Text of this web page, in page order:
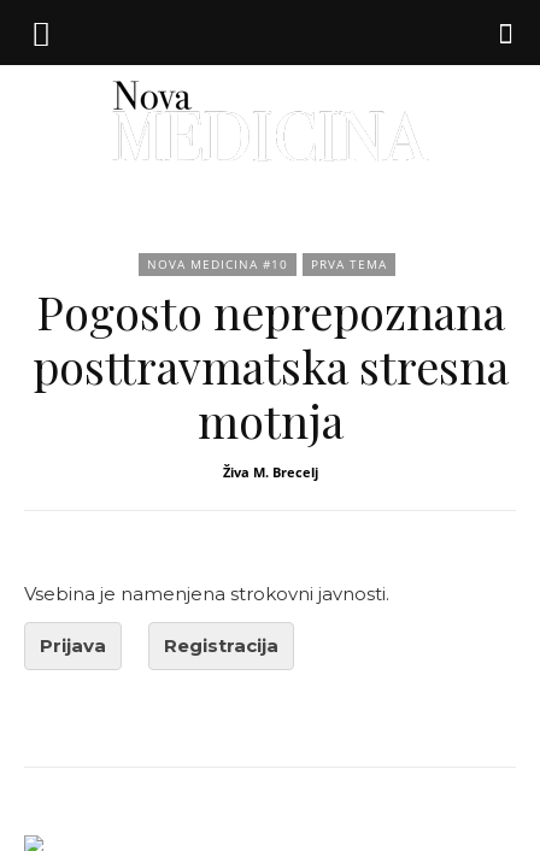
medicina
NOVA MEDICINA #10 PRVA TEMA
Pogosto neprepoznana
posttravmatska stresna
motnja
Živa M. Brecelj
Vsebina je namenjena strokovni javnosti.
Prijava Registracija